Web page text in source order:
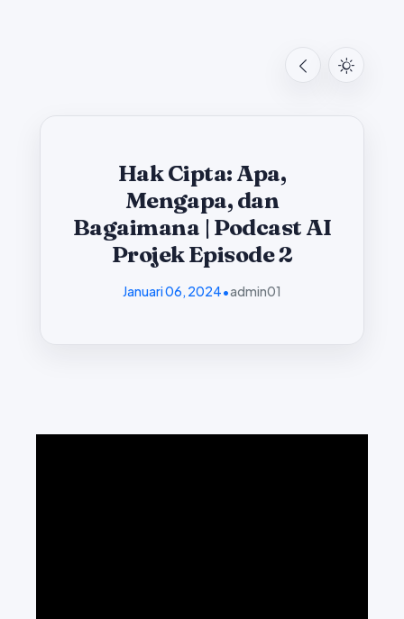
Hak Cipta: Apa,
Mengapa, dan
Bagaimana | Podcast AI
Projek Episode 2
Januari 06, 2024•admin01